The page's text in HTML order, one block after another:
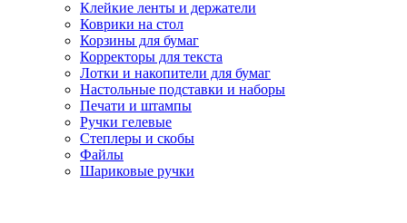
Клейкие ленты и держатели
Коврики на стол
Корзины для бумаг
Корректоры для текста
Лотки и накопители для бумаг
Настольные подставки и наборы
Печати и штампы
Ручки гелевые
Степлеры и скобы
Файлы
Шариковые ручки